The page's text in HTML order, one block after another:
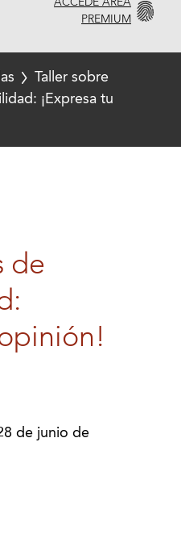
PREMIUM
Taller sobre
¡Expresa tu
de
de junio de